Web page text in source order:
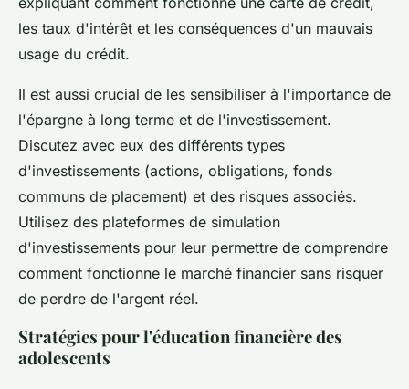
les taux d'intérêt et les conséquences d'un mauvais
usage du crédit.
Il est aussi crucial de les sensibiliser à l'importance de
l'épargne à long terme et de l'investissement.
Discutez avec eux des différents types
d'investissements (actions, obligations, fonds
communs de placement) et des risques associés.
Utilisez des plateformes de simulation
d'investissements pour leur permettre de comprendre
comment fonctionne le marché financier sans risquer
de perdre de l'argent réel.
Stratégies pour l'éducation financière des
adolescents